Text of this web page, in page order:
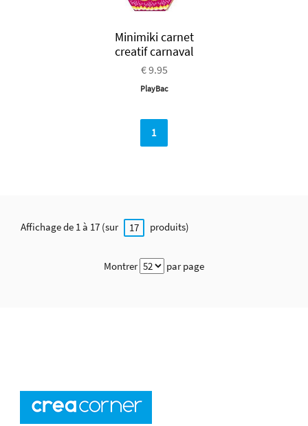
Minimiki carnet
creatif carnaval
€ 9.95
PlayBac
1
Affichage de 1 à 17 (sur 17 produits)
Montrer par page